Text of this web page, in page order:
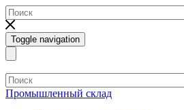
Toggle navigation
Промышленный склад